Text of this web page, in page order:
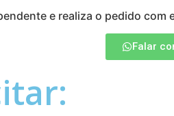
e realiza o pedido com
Falar